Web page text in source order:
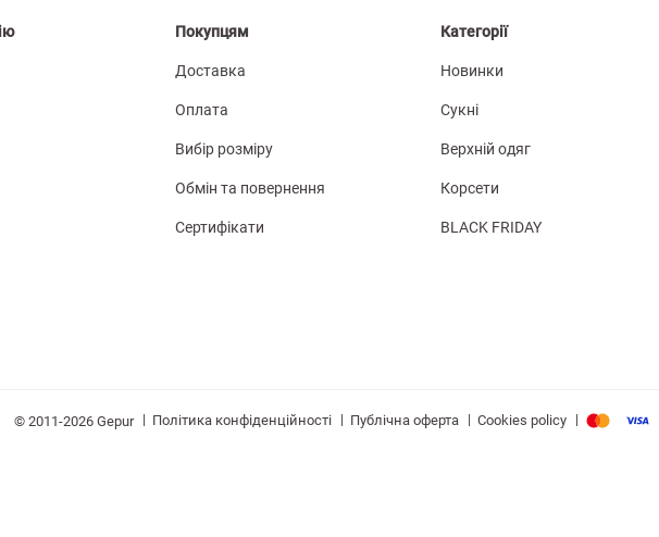
Покупцям
Доставка
Оплата
Вибір розміру
Обмін та повернення
Сертифікати
Категорії
Новинки
Сукні
Верхній одяг
Корсети
BLACK FRIDAY
© 2011-2026 Gepur | Політика конфіденційності | Публічна оферта | Cookies policy |